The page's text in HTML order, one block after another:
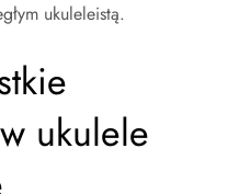
ukuleleistą.
ukulele